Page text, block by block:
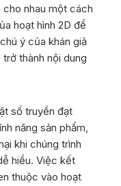
nhau một cách
hoạt hình 2D để
ý của khán giả
thành nội dung
số truyền đạt
năng sản phẩm,
khi chúng trình
hiểu. Việc kết
thuộc vào hoạt